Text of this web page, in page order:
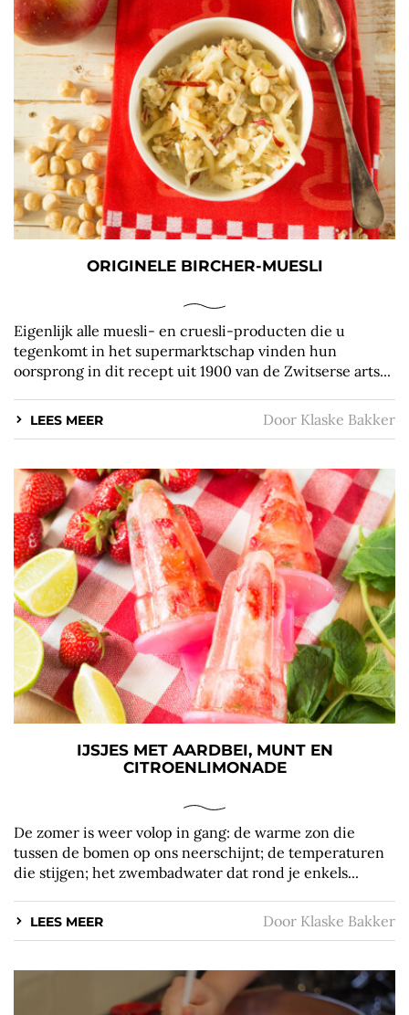
ORIGINELE BIRCHER-MUESLI
Eigenlijk alle muesli- en cruesli-producten die u
tegenkomt in het supermarktschap vinden hun
oorsprong in dit recept uit 1900 van de Zwitserse arts...
LEES MEER Door Klaske Bakker
IJSJES MET AARDBEI, MUNT EN
CITROENLIMONADE
De zomer is weer volop in gang: de warme zon die
tussen de bomen op ons neerschijnt; de temperaturen
die stijgen; het zwembadwater dat rond je enkels...
LEES MEER Door Klaske Bakker